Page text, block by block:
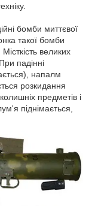
бомби миттєвої
такої бомби
великих
падінні
напалм
розкидання
предметів і
піднімається,